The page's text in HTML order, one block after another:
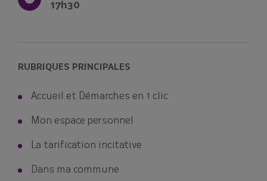
17h30
RUBRIQUES PRINCIPALES
Accueil et Démarches en 1 clic
Mon espace personnel
La tarification incitative
Dans ma commune